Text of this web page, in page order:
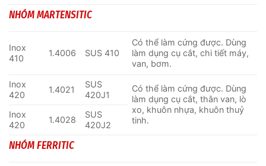
NHÓM MARTENSITIC
Inox
410
1.4006 SUS 410
Có thể làm cứng được. Dùng
làm dụng cụ cắt, chi tiết máy,
van, bơm.
Inox
420
1.4021
SUS
420J1
Có thể làm cứng được. Dùng
làm dụng cụ cắt, thân van, lò
xo, khuôn nhựa, khuôn thuỷ
tinh.
Inox
420
1.4028
SUS
420J2
NHÓM FERRITIC